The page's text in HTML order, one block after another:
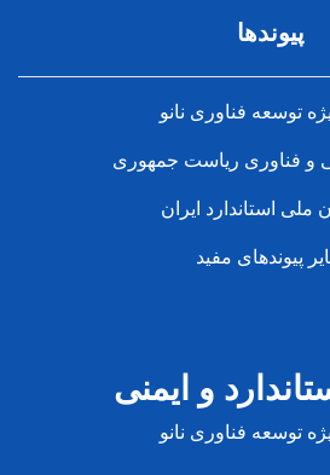
پیوندها
توسعه فناوری نانو
و فناوری ریاست جمهوری
ملی استاندارد ایران
پیوندهای مفید
و ایمنی
توسعه فناوری نانو